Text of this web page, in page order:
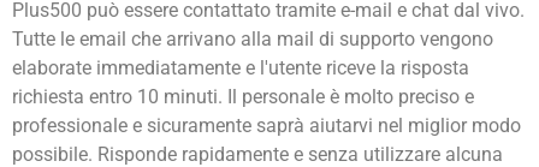
Plus500 può essere contattato tramite e-mail e chat dal vivo.
Tutte le email che arrivano alla mail di supporto vengono
elaborate immediatamente e l'utente riceve la risposta
richiesta entro 10 minuti. Il personale è molto preciso e
professionale e sicuramente saprà aiutarvi nel miglior modo
possibile. Risponde rapidamente e senza utilizzare alcuna